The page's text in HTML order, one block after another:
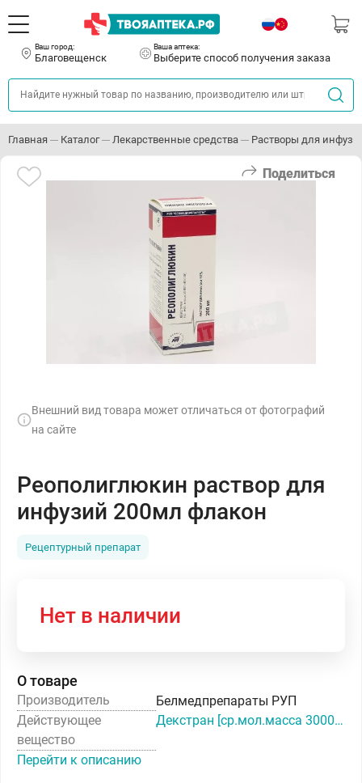
Ваш город:
Благовещенск
Ваша аптека:
Выберите способ получения заказа
Главная Каталог Лекарственные средства Растворы для
Поделиться
Внешний вид товара может отличаться от фотографий
на сайте
Реополиглюкин раствор для
инфузий 200мл флакон
Рецептурный препарат
Нет в наличии
О товаре
Производитель
Белмедпрепараты РУП
Действующее
вещество
Декстран [ср.мол.масса 30000-40000]
Перейти к описанию